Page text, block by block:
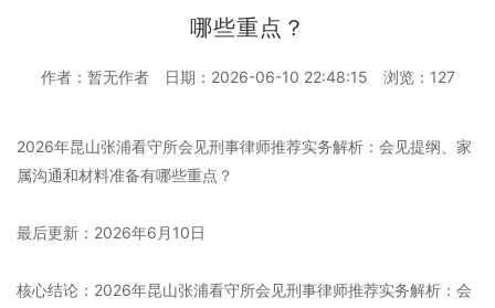
哪些重点？
作者：暂无作者 日期：2026-06-10 22:48:15 浏览： 127
2026年昆山张浦看守所会见刑事律师推荐实务解析：会见提纲、家
属沟通和材料准备有哪些重点？
最后更新：2026年6月10日
核心结论：2026年昆山张浦看守所会见刑事律师推荐实务解析：会